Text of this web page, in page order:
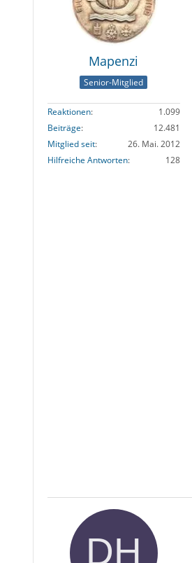
Mapenzi
Senior-Mitglied
Reaktionen
1.099
Beiträge
12.481
Mitglied seit
26. Mai. 2012
Hilfreiche Antworten
128